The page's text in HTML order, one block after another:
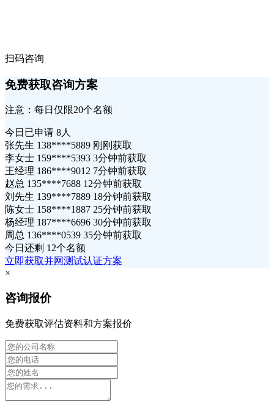
扫码咨询
免费获取咨询方案
注意：每日仅限20个名额
今日已申请 8人
张先生 138****5889 刚刚获取
李女士 159****5393 3分钟前获取
王经理 186****9012 7分钟前获取
赵总 135****7688 12分钟前获取
刘先生 139****7889 18分钟前获取
陈女士 158****1887 25分钟前获取
杨经理 187****6696 30分钟前获取
周总 136****0539 35分钟前获取
今日还剩 12个名额
立即获取并网测试认证方案
×
咨询报价
免费获取评估资料和方案报价